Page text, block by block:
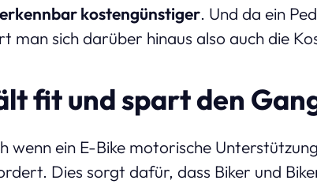
kostengünstiger. Und da ein
man sich darüber hinaus also auch die
fit und spart den
wenn ein E-Bike motorische
Dies sorgt dafür, dass Biker und